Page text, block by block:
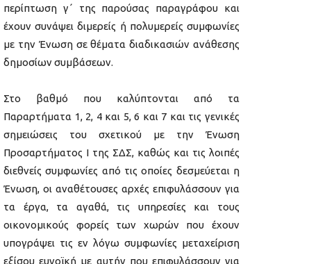
περίπτωση γ΄ της παρούσας παραγράφου και
έχουν συνάψει διμερείς ή πολυμερείς συμφωνίες
με την Ένωση σε θέματα διαδικασιών ανάθεσης
δημοσίων συμβάσεων.
Στο βαθμό που καλύπτονται από τα
Παραρτήματα 1, 2, 4 και 5, 6 και 7 και τις γενικές
σημειώσεις του σχετικού με την Ένωση
Προσαρτήματος I της ΣΔΣ, καθώς και τις λοιπές
διεθνείς συμφωνίες από τις οποίες δεσμεύεται η
Ένωση, οι αναθέτουσες αρχές επιφυλάσσουν για
τα έργα, τα αγαθά, τις υπηρεσίες και τους
οικονομικούς φορείς των χωρών που έχουν
υπογράψει τις εν λόγω συμφωνίες μεταχείριση
εξίσου ευνοϊκή με αυτήν που επιφυλάσσουν για